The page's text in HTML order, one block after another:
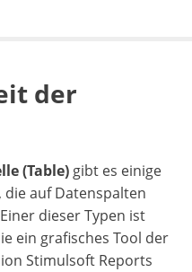
der
(Table) gibt es einige
auf Datenspalten
dieser Typen ist
ein grafisches Tool der
Stimulsoft Reports